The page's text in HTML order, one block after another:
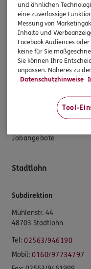
Datenverarbeitung
Das könnte Sie auch
Unsere Agentur
Standorte
Jobangebote
Stadtlohn
Subdirektion
Mühlenstr. 44
48703 Stadtlohn
Tel: 02563/946190
Mobil: 0160/97734797
und ähnlichen
eine zuverlässige
Messung von
Inhalte und
Facebook Audiences
keine für Sie
Sie können Ihre
anpassen. Näheres zu
Datenschutzhinweise
Tool-